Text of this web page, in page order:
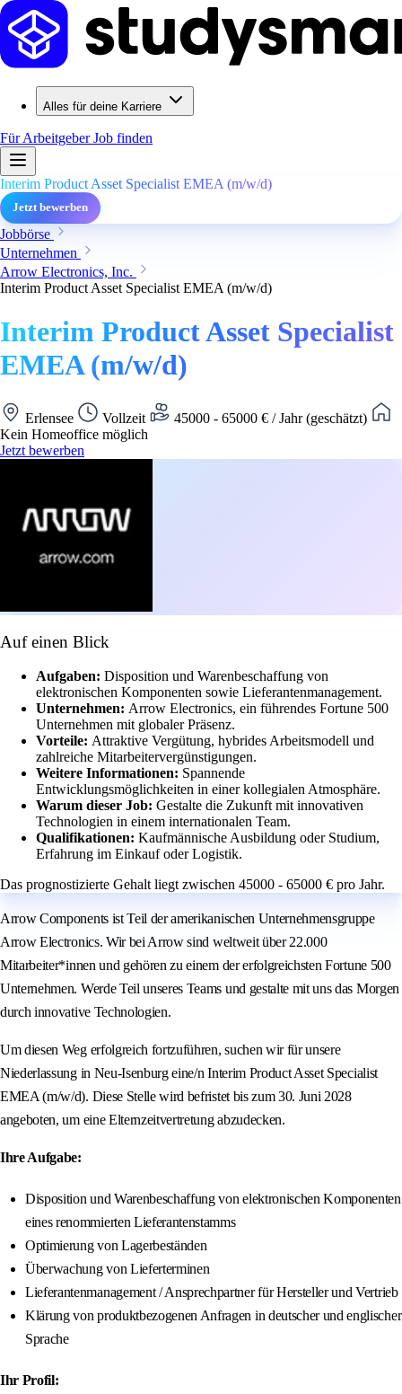
Alles für deine Karriere
Für ArbeitgeberJob finden
Interim Product Asset Specialist EMEA (m/w/d)
Jetzt bewerben
Jobbörse
Unternehmen
Arrow Electronics, Inc.
Interim Product Asset Specialist EMEA (m/w/d)
Interim Product Asset Specialist
EMEA (m/w/d)
Erlensee Vollzeit
45000 - 65000 € / Jahr (geschätzt)
Kein Homeoffice möglich
Jetzt bewerben
Auf einen Blick
Aufgaben: Disposition und Warenbeschaffung von
elektronischen Komponenten sowie Lieferantenmanagement.
Unternehmen: Arrow Electronics, ein führendes Fortune 500
Unternehmen mit globaler Präsenz.
Vorteile: Attraktive Vergütung, hybrides Arbeitsmodell und
zahlreiche Mitarbeitervergünstigungen.
Weitere Informationen: Spannende
Entwicklungsmöglichkeiten in einer kollegialen Atmosphäre.
Warum dieser Job: Gestalte die Zukunft mit innovativen
Technologien in einem internationalen Team.
Qualifikationen: Kaufmännische Ausbildung oder Studium,
Erfahrung im Einkauf oder Logistik.
Das prognostizierte Gehalt liegt zwischen 45000 - 65000 € pro Jahr.
Arrow Components ist Teil der amerikanischen Unternehmensgruppe
Arrow Electronics. Wir bei Arrow sind weltweit über 22.000
Mitarbeiter*innen und gehören zu einem der erfolgreichsten Fortune 500
Unternehmen. Werde Teil unseres Teams und gestalte mit uns das Morgen
durch innovative Technologien.
Um diesen Weg erfolgreich fortzuführen, suchen wir für unsere
Niederlassung in Neu-Isenburg eine/n Interim Product Asset Specialist
EMEA (m/w/d). Diese Stelle wird befristet bis zum 30. Juni 2028
angeboten, um eine Elternzeitvertretung abzudecken.
Ihre Aufgabe:
Disposition und Warenbeschaffung von elektronischen Komponenten
eines renommierten Lieferantenstamms
Optimierung von Lagerbeständen
Überwachung von Lieferterminen
Lieferantenmanagement / Ansprechpartner für Hersteller und Vertrieb
Klärung von produktbezogenen Anfragen in deutscher und englischer
Sprache
Ihr Profil: